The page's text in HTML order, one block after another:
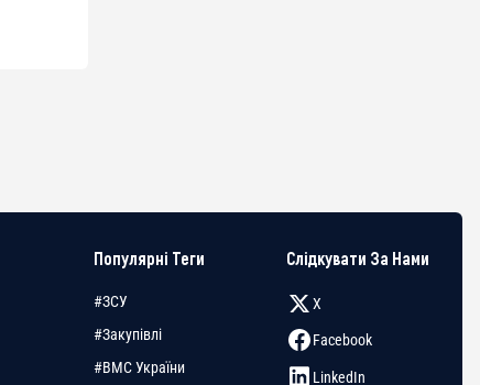
Популярні Теги
#ЗСУ
#Закупівлі
#ВМС України
Слідкувати За Нами
X
Facebook
LinkedIn